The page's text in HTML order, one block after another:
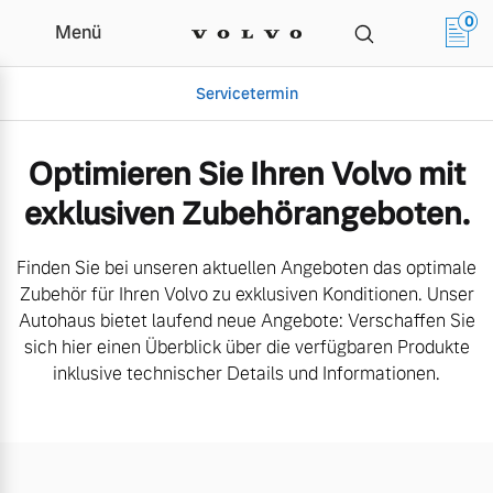
Aktuelle Zubehörangebote |
Menü
Servicetermin
Aktuelle Zubehörangebote
Über uns
Optimieren Sie Ihren Volvo mit
exklusiven Zubehörangeboten.
Finden Sie bei unseren aktuellen Angeboten das optimale
Zubehör für Ihren Volvo zu exklusiven Konditionen. Unser
Autohaus bietet laufend neue Angebote: Verschaffen Sie
sich hier einen Überblick über die verfügbaren Produkte
inklusive technischer Details und Informationen.
0